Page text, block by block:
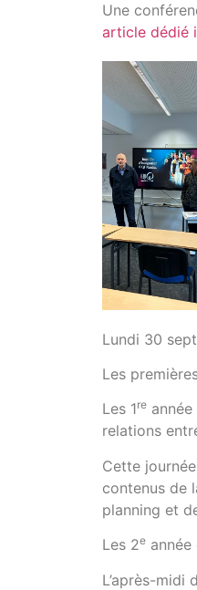
Une
article dédié
Lundi 30
Les
Les 1re
relations
Cette
contenus de
planning et
Les 2e
L’après-